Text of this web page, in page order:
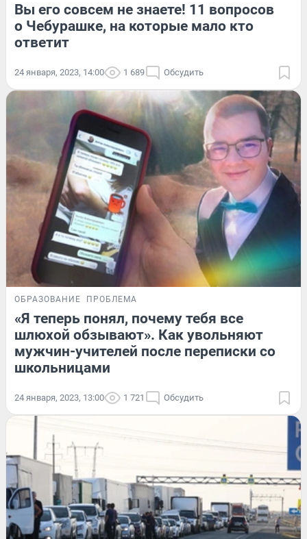
Вы его совсем не знаете! 11 вопросов
о Чебурашке, на которые мало кто
ответит
24 января, 2023, 14:00 1 689 Обсудить
ОБРАЗОВАНИЕ ПРОБЛЕМА
«Я теперь понял, почему тебя все
шлюхой обзывают». Как увольняют
мужчин-учителей после переписки со
школьницами
24 января, 2023, 13:00 1 721 Обсудить